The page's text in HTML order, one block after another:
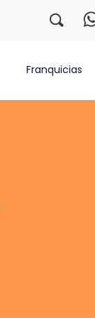
¡Regístrate con
Franquicias